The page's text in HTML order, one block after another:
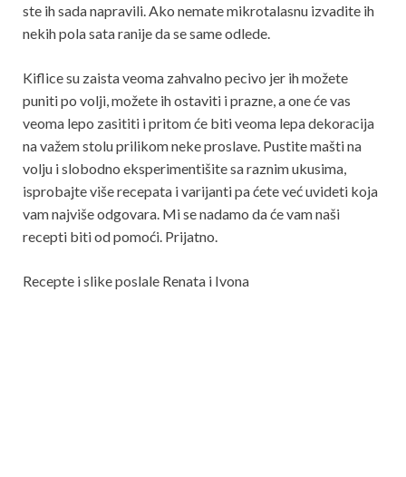
ste ih sada napravili. Ako nemate mikrotalasnu izvadite ih
nekih pola sata ranije da se same odlede.
Kiflice su zaista veoma zahvalno pecivo jer ih možete
puniti po volji, možete ih ostaviti i prazne, a one će vas
veoma lepo zasititi i pritom će biti veoma lepa dekoracija
na važem stolu prilikom neke proslave. Pustite mašti na
volju i slobodno eksperimentišite sa raznim ukusima,
isprobajte više recepata i varijanti pa ćete već uvideti koja
vam najviše odgovara. Mi se nadamo da će vam naši
recepti biti od pomoći. Prijatno.
Recepte i slike poslale Renata i Ivona